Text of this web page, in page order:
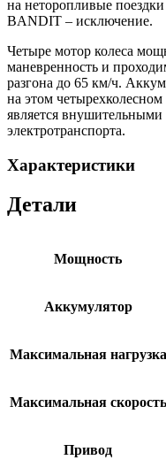
на неторопливые
BANDIT – исключение.
Четыре мотор колеса
маневренность и
разгона до 65 км/ч.
на этом
является внушительными
электротранспорта.
Характеристики
Детали
Мощность
Аккумулятор
Максимальная нагрузка
Максимальная скорость
Привод